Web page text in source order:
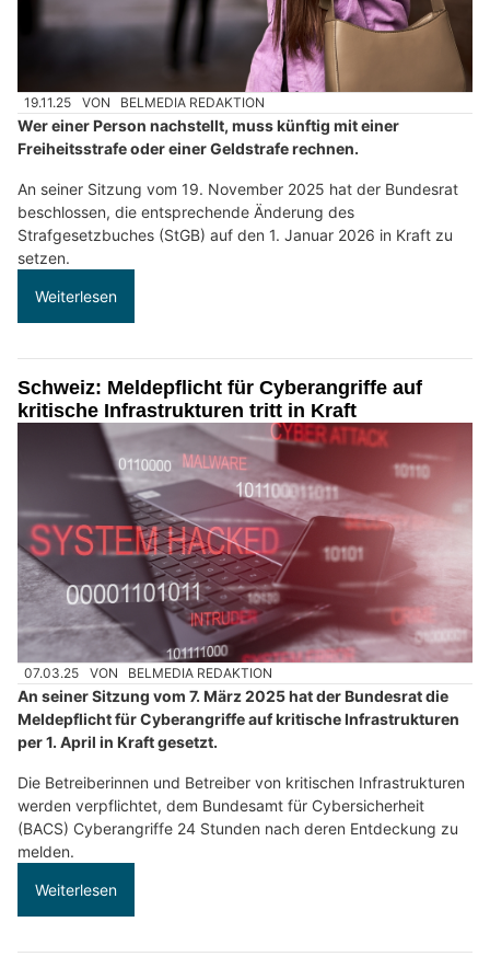
19.11.25 VON BELMEDIA REDAKTION
Wer einer Person nachstellt, muss künftig mit einer
Freiheitsstrafe oder einer Geldstrafe rechnen.
An seiner Sitzung vom 19. November 2025 hat der Bundesrat
beschlossen, die entsprechende Änderung des
Strafgesetzbuches (StGB) auf den 1. Januar 2026 in Kraft zu
setzen.
Weiterlesen
Schweiz: Meldepflicht für Cyberangriffe auf
kritische Infrastrukturen tritt in Kraft
07.03.25 VON BELMEDIA REDAKTION
An seiner Sitzung vom 7. März 2025 hat der Bundesrat die
Meldepflicht für Cyberangriffe auf kritische Infrastrukturen
per 1. April in Kraft gesetzt.
Die Betreiberinnen und Betreiber von kritischen Infrastrukturen
werden verpflichtet, dem Bundesamt für Cybersicherheit
(BACS) Cyberangriffe 24 Stunden nach deren Entdeckung zu
melden.
Weiterlesen